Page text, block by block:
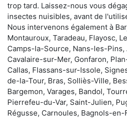
trop tard. Laissez-nous vous
insectes nuisibles, avant de
Nous intervenons également à
Montauroux, Taradeau, Flayosc,
Camps-la-Source, Nans-les-
Cavalaire-sur-Mer, Gonfaron,
Callas, Flassans-sur-Issole,
de-la-Tour, Bras, Solliès-Ville,
Bargemon, Varages, Bandol,
Pierrefeu-du-Var, Saint-Julien,
Régusse, Carnoules, Bagnols-en-